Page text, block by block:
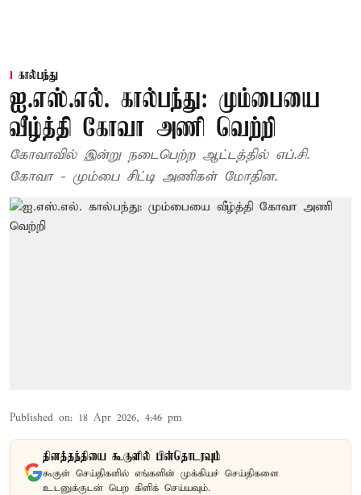
கால்பந்து
ஐ.எஸ்.எல். கால்பந்து: மும்பையை
வீழ்த்தி கோவா அணி வெற்றி
கோவாவில் இன்று நடைபெற்ற ஆட்டத்தில் எப்.சி.
கோவா - மும்பை சிட்டி அணிகள் மோதின.
Published on: 18 Apr 2026, 4:46 pm
தினத்தந்தியை கூகுளில் பின்தொடரவும்
கூகுள் செய்திகளில் எங்களின் முக்கியச் செய்திகளை
உடனுக்குடன் பெற கிளிக் செய்யவும்.